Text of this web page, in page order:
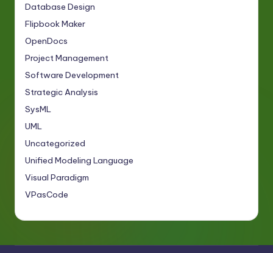
Database Design
Flipbook Maker
OpenDocs
Project Management
Software Development
Strategic Analysis
SysML
UML
Uncategorized
Unified Modeling Language
Visual Paradigm
VPasCode